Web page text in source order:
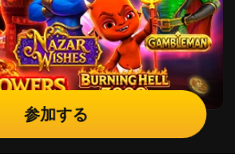
参加する